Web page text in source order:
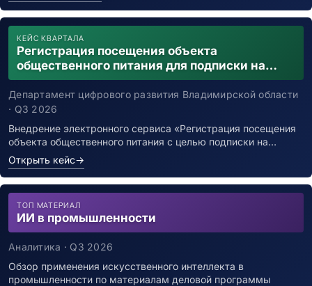
КЕЙС КВАРТАЛА
Регистрация посещения объекта
общественного питания для подписки на
уведомления о возможном контакте с
заболевшим новой коронавирусной
инфекцией
Департамент цифрового развития Владимирской области
· Q3 2026
Внедрение электронного сервиса «Регистрация посещения
объекта общественного питания с целью подписки на…
Открыть кейс→
ТОП МАТЕРИАЛ
ИИ в промышленности
Аналитика · Q3 2026
Обзор применения искусственного интеллекта в
промышленности по материалам деловой программы